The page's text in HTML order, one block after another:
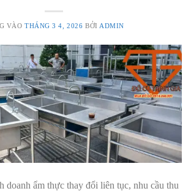
VÀO THÁNG 3 4, 2026 BỞI ADMIN
doanh ẩm thực thay đổi liên tục, nhu cầu thu